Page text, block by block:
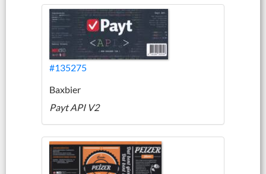
#135275
Baxbier
Payt API V2